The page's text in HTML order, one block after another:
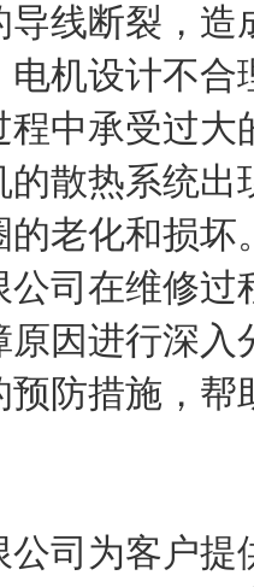
线断裂，造
电机设计不
中承受过
散热系统
老化和损坏
司在维修
原因进行深
预防措施，
司为客户